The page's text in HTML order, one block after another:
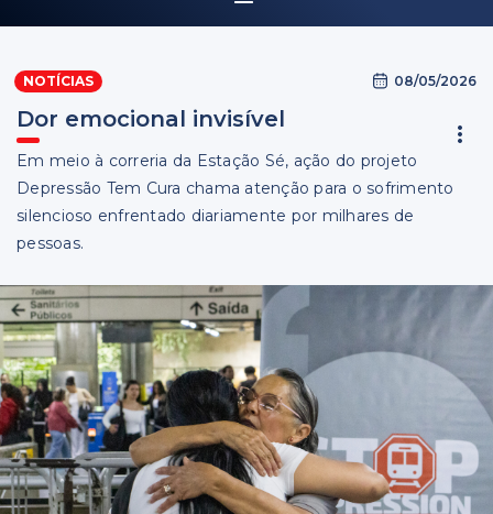
Notícias
NOTÍCIAS 08/05/2026
Dor emocional invisível
Em meio à correria da Estação Sé, ação do projeto
Depressão Tem Cura chama atenção para o sofrimento
silencioso enfrentado diariamente por milhares de
pessoas.